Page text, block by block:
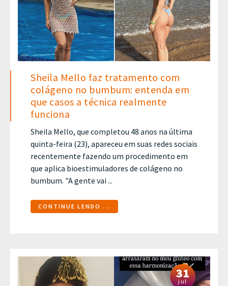
Sheila Mello faz tratamento com
colágeno no bumbum: entenda em
que casos a técnica realmente
funciona
Sheila Mello, que completou 48 anos na última
quinta-feira (23), apareceu em suas redes sociais
recentemente fazendo um procedimento em
que aplica bioestimuladores de colágeno no
bumbum. "A gente vai ...
CONTINUE LENDO ...
31
jul